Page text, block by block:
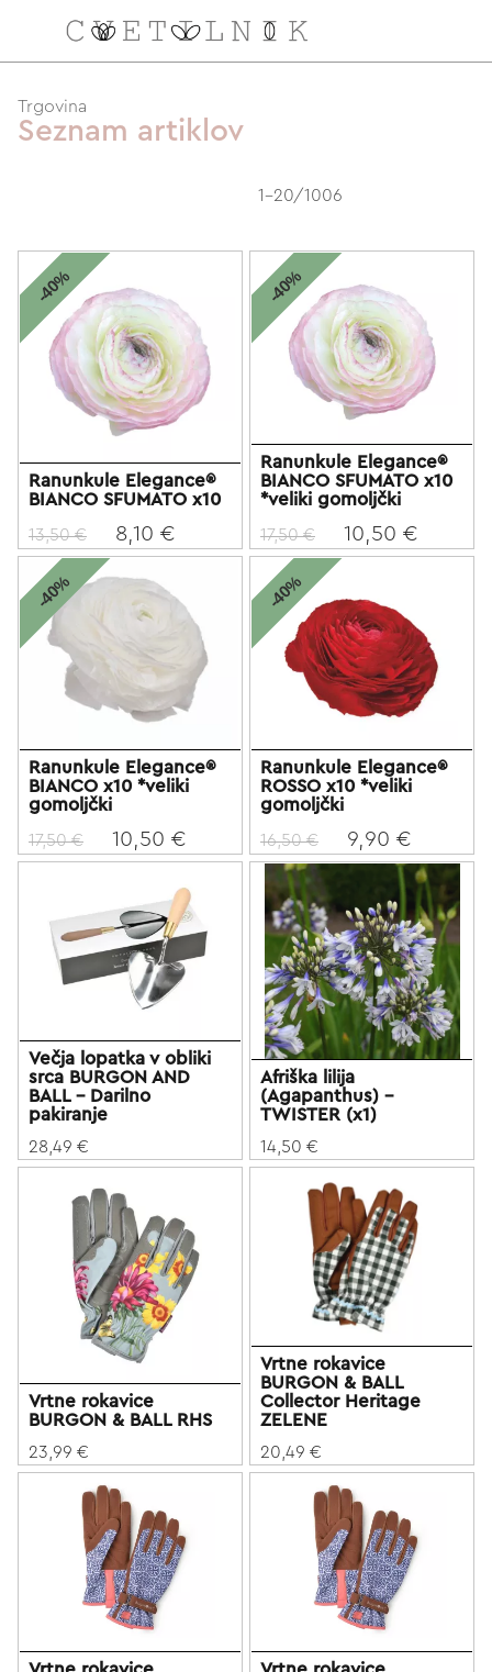
Trgovina
Seznam artiklov
1-20/1006
-40%
Ranunkule Elegance®
BIANCO SFUMATO x10
13,50 € 8,10 €
-40%
Ranunkule Elegance®
BIANCO SFUMATO x10
*veliki gomoljčki
17,50 € 10,50 €
-40%
Ranunkule Elegance®
BIANCO x10 *veliki
gomoljčki
17,50 € 10,50 €
-40%
Ranunkule Elegance®
ROSSO x10 *veliki
gomoljčki
16,50 € 9,90 €
Večja lopatka v obliki
srca BURGON AND
BALL - Darilno
pakiranje
28,49 €
Afriška lilija
(Agapanthus) -
TWISTER (x1)
14,50 €
Vrtne rokavice
BURGON & BALL RHS
23,99 €
Vrtne rokavice
BURGON & BALL
Collector Heritage
ZELENE
20,49 €